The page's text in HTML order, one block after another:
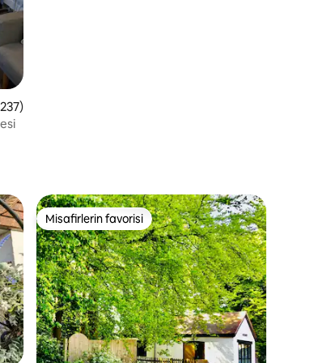
ortalama 4,79 puan, 237 değerlendirme
arasındaMisafirlerin favorisi
Misafirlerin favorisi